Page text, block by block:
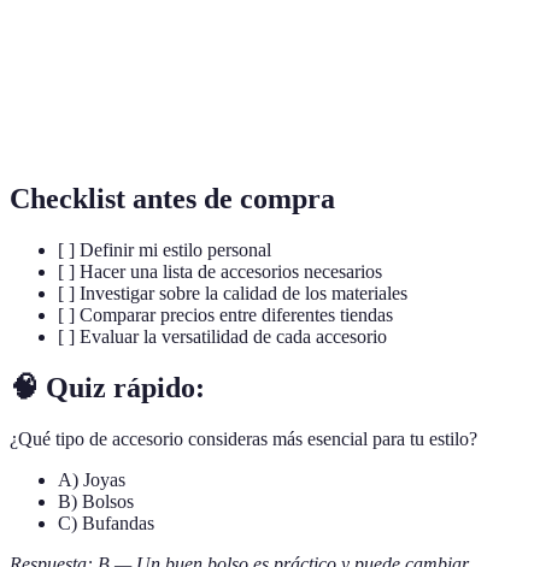
Checklist antes de compra
[ ] Definir mi estilo personal
[ ] Hacer una lista de accesorios necesarios
[ ] Investigar sobre la calidad de los materiales
[ ] Comparar precios entre diferentes tiendas
[ ] Evaluar la versatilidad de cada accesorio
🧠 Quiz rápido:
¿Qué tipo de accesorio consideras más esencial para tu estilo?
A) Joyas
B) Bolsos
C) Bufandas